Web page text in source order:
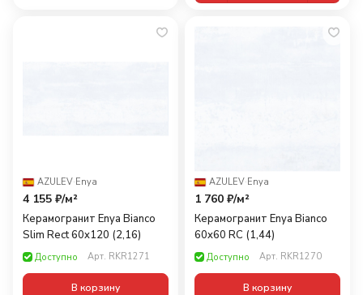
AZULEV·Enya
4 155 ₽/м²
Керамогранит Enya Bianco
Slim Rect 60x120 (2,16)
Доступно Арт. RKR1271
В корзину
AZULEV·Enya
1 760 ₽/м²
Керамогранит Enya Bianco
60x60 RС (1,44)
Доступно Арт. RKR1270
В корзину